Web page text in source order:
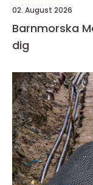
02. August 2026
Barnmorska
dig